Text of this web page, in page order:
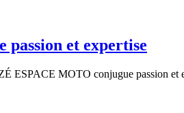
passion et expertise
ESPACE MOTO conjugue passion et